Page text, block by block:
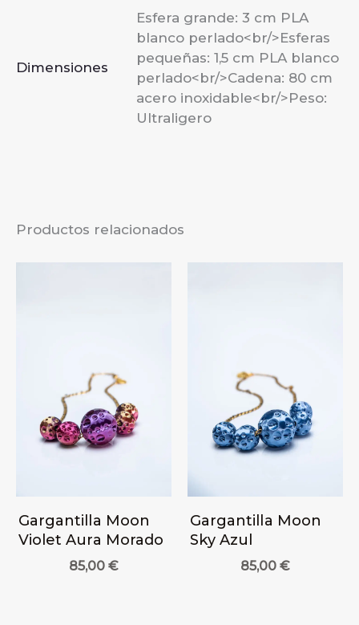
Dimensiones
Esfera grande: 3 cm PLA
blanco perlado<br/>Esferas
pequeñas: 1,5 cm PLA blanco
perlado<br/>Cadena: 80 cm
acero inoxidable<br/>Peso:
Ultraligero
Productos relacionados
Gargantilla Moon
Violet Aura Morado
85,00 €
Gargantilla Moon
Sky Azul
85,00 €